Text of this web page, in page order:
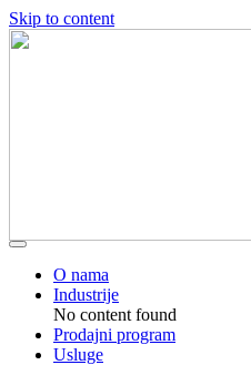
Skip to content
O nama
Industrije
No content found
Prodajni program
Usluge